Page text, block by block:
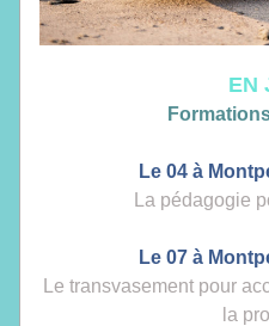
EN
Le 04 à
La pédagogie
Le 07 à
Le transvasement pour
la